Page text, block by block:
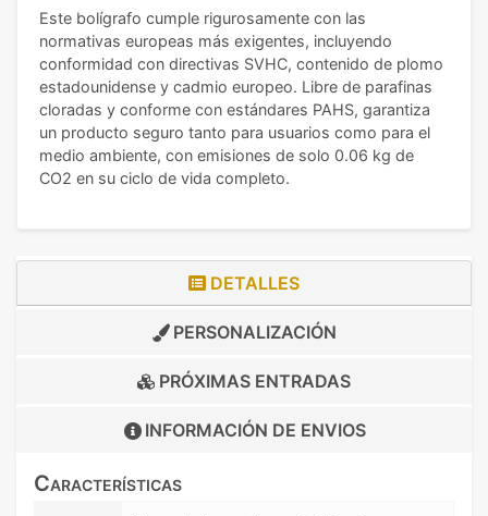
Este bolígrafo cumple rigurosamente con las
normativas europeas más exigentes, incluyendo
conformidad con directivas SVHC, contenido de plomo
estadounidense y cadmio europeo. Libre de parafinas
cloradas y conforme con estándares PAHS, garantiza
un producto seguro tanto para usuarios como para el
medio ambiente, con emisiones de solo 0.06 kg de
CO2 en su ciclo de vida completo.
DETALLES
PERSONALIZACIÓN
PRÓXIMAS ENTRADAS
INFORMACIÓN DE ENVIOS
Características